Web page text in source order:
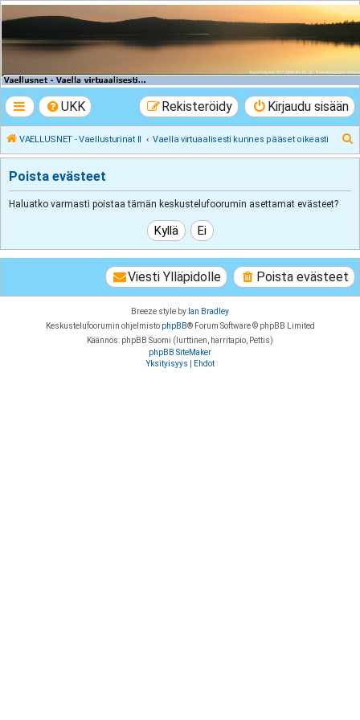
VAELLUSNET -
Vaellusturinat II
UKK Kirjaudu sisään
Rekisteröidy
VAELLUSNET - Vaellusturinat II Vaella virtuaalisesti kunnes pääset oikeasti
t
Poista evästeet
Haluatko varmasti poistaa tämän keskustelufoorumin asettamat evästeet?
Poista evästeet
Viesti Ylläpidolle
Breeze style by Ian Bradley
Keskustelufoorumin ohjelmisto phpBB® Forum Software © phpBB Limited
Käännös: phpBB Suomi (lurttinen, harritapio, Pettis)
phpBB SiteMaker
Yksityisyys
Ehdot